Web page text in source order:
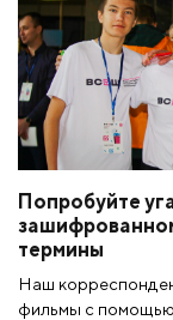
Попробуйте
термины
Наш
фильмы с